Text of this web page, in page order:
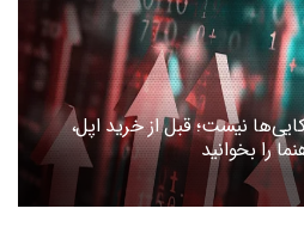
نیست؛ قبل از خرید اپل،